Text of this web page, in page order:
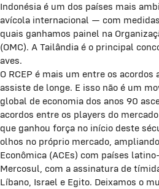
Indonésia é um dos países mais
avícola internacional — com
quais ganhamos painel na
(OMC). A Tailândia é o principal
aves.
O RCEP é mais um entre os
assiste de longe. E isso não é um
global de economia dos anos 90
acordos entre os players do
que ganhou força no início deste
olhos no próprio mercado,
Econômica (ACEs) com países
Mercosul, com a assinatura de
Líbano, Israel e Egito. Deixamos o